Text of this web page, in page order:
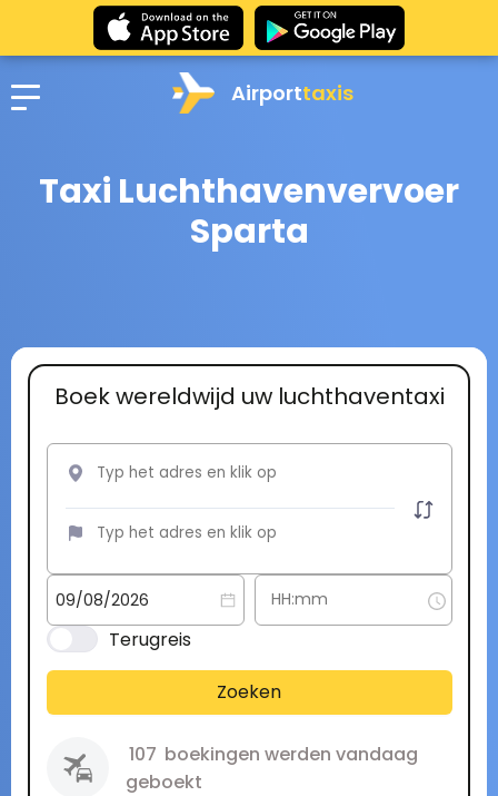
Airporttaxis
Taxi Luchthavenvervoer
Sparta
Boek wereldwijd uw luchthaventaxi
Terugreis
Zoeken
107 boekingen werden vandaag
geboekt